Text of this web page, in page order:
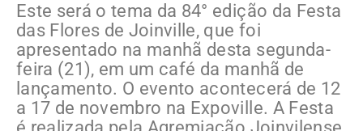
Este será o tema da 84° edição da Festa
das Flores de Joinville, que foi
apresentado na manhã desta segunda-
feira (21), em um café da manhã de
lançamento. O evento acontecerá de 12
a 17 de novembro na Expoville. A Festa